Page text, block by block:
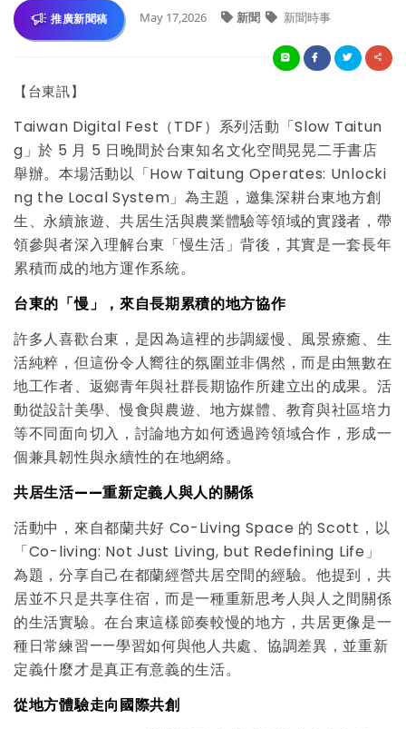
推廣新聞稿 May 17,2026 新聞 新聞時事
【台東訊】
Taiwan Digital Fest（TDF）系列活動「Slow Taitun
g」於 5 月 5 日晚間於台東知名文化空間晃晃二手書店
舉辦。本場活動以「How Taitung Operates: Unlocki
ng the Local System」為主題，邀集深耕台東地方創
生、永續旅遊、共居生活與農業體驗等領域的實踐者，帶
領參與者深入理解台東「慢生活」背後，其實是一套長年
累積而成的地方運作系統。
台東的「慢」，來自長期累積的地方協作
許多人喜歡台東，是因為這裡的步調緩慢、風景療癒、生
活純粹，但這份令人嚮往的氛圍並非偶然，而是由無數在
地工作者、返鄉青年與社群長期協作所建立出的成果。活
動從設計美學、慢食與農遊、地方媒體、教育與社區培力
等不同面向切入，討論地方如何透過跨領域合作，形成一
個兼具韌性與永續性的在地網絡。
共居生活——重新定義人與人的關係
活動中，來自都蘭共好 Co-Living Space 的 Scott，以
「Co-living: Not Just Living, but Redefining Life」
為題，分享自己在都蘭經營共居空間的經驗。他提到，共
居並不只是共享住宿，而是一種重新思考人與人之間關係
的生活實驗。在台東這樣節奏較慢的地方，共居更像是一
種日常練習——學習如何與他人共處、協調差異，並重新
定義什麼才是真正有意義的生活。
從地方體驗走向國際共創